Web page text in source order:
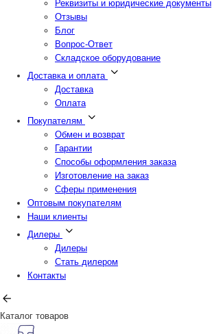
Реквизиты и юридические документы
Отзывы
Блог
Вопрос-Ответ
Складское оборудование
Доставка и оплата
Доставка
Оплата
Покупателям
Обмен и возврат
Гарантии
Способы оформления заказа
Изготовление на заказ
Сферы применения
Оптовым покупателям
Наши клиенты
Дилеры
Дилеры
Стать дилером
Контакты
Каталог товаров